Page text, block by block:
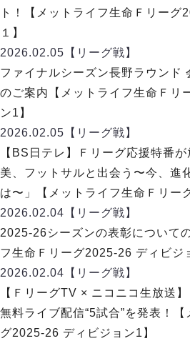
リガーレヴィア葛飾
ヴィンセドール白山
アグレミーナ浜松
デウソン神戸
ミラクルスマイル新居浜
ト！【メットライフ生命Ｆリーグ
１】
2026.02.05 【リーグ戦】
ファイナルシーズン長野ラウンド
のご案内【メットライフ生命Ｆリ
ン1】
2026.02.05 【リーグ戦】
【BS日テレ】Ｆリーグ応援特番
美、フットサルと出会う〜今、進
は〜」【メットライフ生命Ｆリー
2026.02.04 【リーグ戦】
2025-26シーズンの表彰について
フ生命Ｆリーグ2025-26 ディビジ
2026.02.04 【リーグ戦】
【ＦリーグTV × ニコニコ生放送
無料ライブ配信“5試合”を発表！
グ2025-26 ディビジョン1】